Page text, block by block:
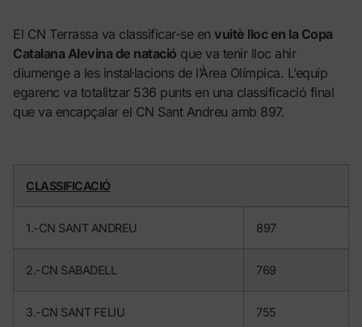
El CN Terrassa va classificar-se en vuitè lloc en la Copa
Catalana Alevina de natació que va tenir lloc ahir
diumenge a les instal·lacions de l’Àrea Olímpica. L’equip
egarenc va totalitzar 536 punts en una classificació final
que va encapçalar el CN Sant Andreu amb 897.
CLASSIFICACIÓ
1.-CN SANT ANDREU 897
2.-CN SABADELL 769
3.-CN SANT FELIU 755